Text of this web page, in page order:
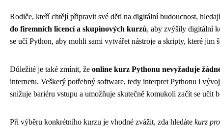
Rodiče, kteří chtějí připravit své děti na digitální budoucnost,
do firemních licencí a skupinových kurzů, aby zvýšily digitální
se učí Python, aby mohli sami vytvářet nástroje a skripty, které jim
Důležité je také zmínit, že online kurz Pythonu nevyžaduje
internetu. Veškerý potřebný software, tedy interpret Pythonu i
snižuje bariéru vstupu a umožňuje skutečně komukoli začít se učit
Při výběru konkrétního kurzu je vhodné zvážit, zda hledáte kurz